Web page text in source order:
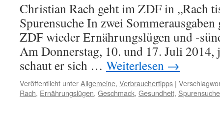
Christian Rach geht im ZDF in „Rach
Spurensuche In zwei
ZDF wieder Ernährungslügen und -
Am Donnerstag, 10. und 17. Juli 2014,
schaut er sich … Weiterlesen →
Veröffentlicht unterAllgemeine, Verbrauchertipps |
Rach, Ernährungslügen, Geschmack, Gesundheit, Spurensuche